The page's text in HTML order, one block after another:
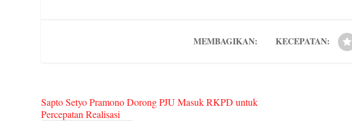
es t e m pp
MEMBAGIKAN: KECEPATAN:
Sapto Setyo Pramono Dorong PJU Masuk RKPD untuk
Percepatan Realisasi